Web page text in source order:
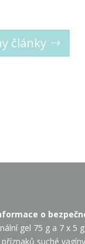
články
o
gel 75 g a 7 x 5
suché